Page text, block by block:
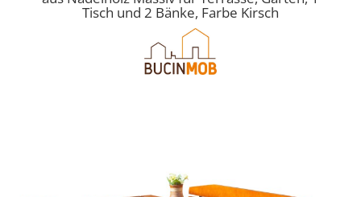
WohnzimmerstühleTisch und 2 Bänke, Farbe Kirsch